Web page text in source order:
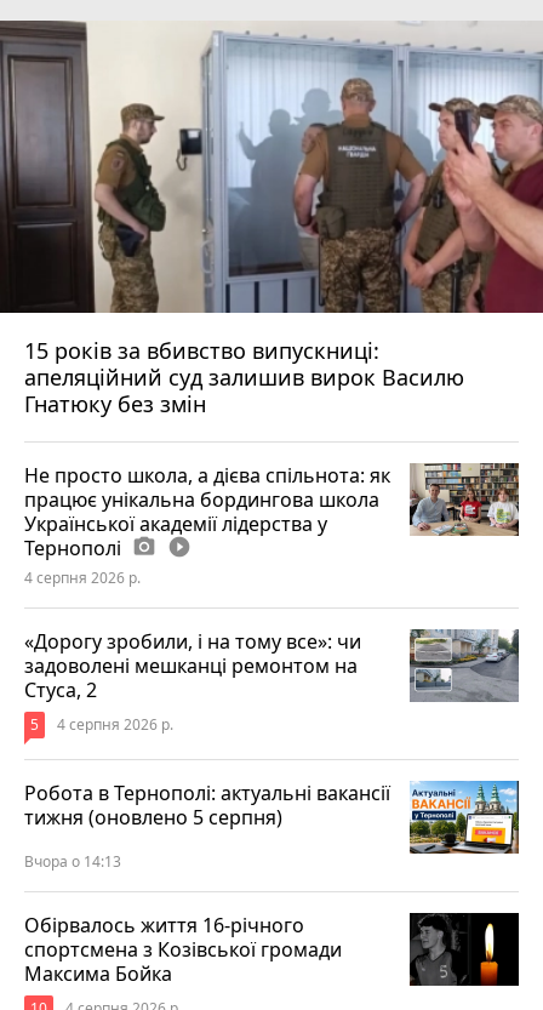
15 років за вбивство випускниці:
апеляційний суд залишив вирок Василю
Гнатюку без змін
Не просто школа, а дієва спільнота: як
працює унікальна бордингова школа
Української академії лідерства у
Тернополі photo_camera play_circle_filled
4 серпня 2026 р.
«Дорогу зробили, і на тому все»: чи
задоволені мешканці ремонтом на
Стуса, 2
5 4 серпня 2026 р.
Робота в Тернополі: актуальні вакансії
тижня (оновлено 5 серпня)
Вчора о 14:13
Обірвалось життя 16-річного
спортсмена з Козівської громади
Максима Бойка